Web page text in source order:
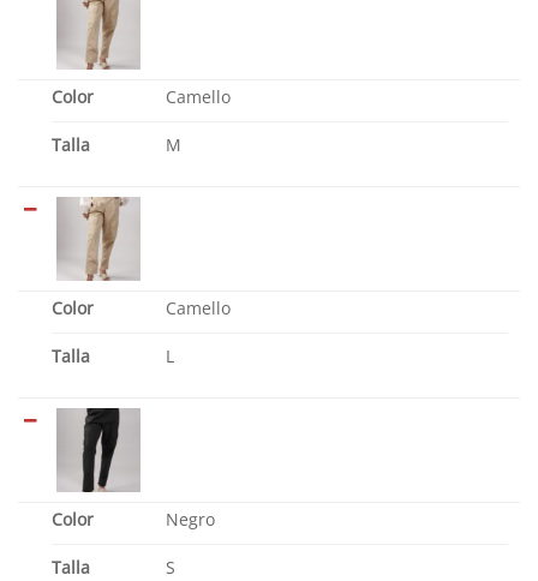
Color Camello
Talla M
Color Camello
Talla L
Color Negro
Talla S